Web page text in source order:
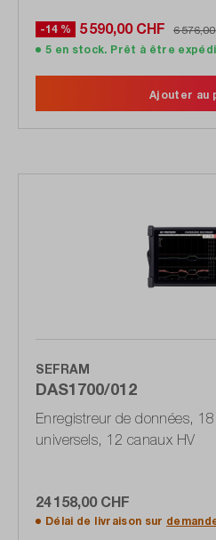
-14 % 5 590,00 CHF
6
5 en stock. Prêt à être
Ajouter au
SEFRAM
DAS1700/012
Enregistreur de données,
universels, 12 canaux HV
24 158,00 CHF
Délai de livraison sur